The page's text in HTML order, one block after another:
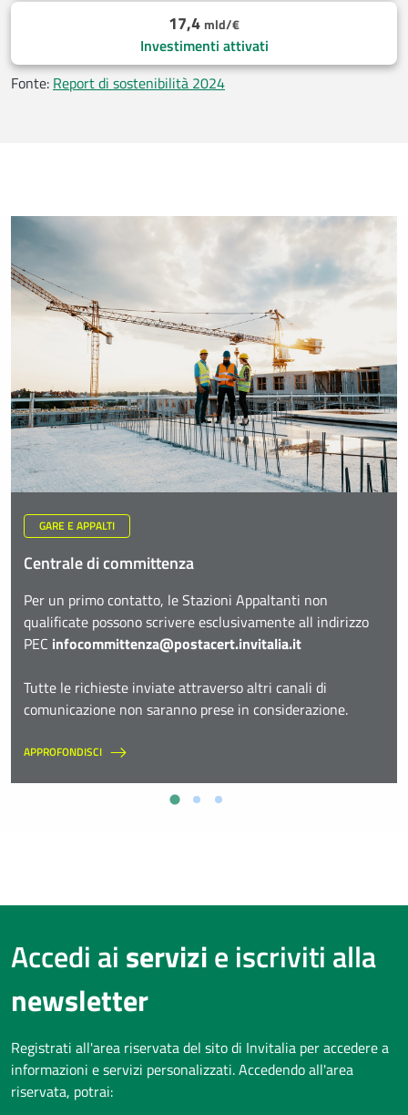
17,4 mld/€
Investimenti attivati
Fonte: Report di sostenibilità 2024
GARE E APPALTI
Centrale di committenza
Per un primo contatto, le Stazioni Appaltanti non
qualificate possono scrivere esclusivamente all indirizzo
PEC infocommittenza@postacert.invitalia.it
Tutte le richieste inviate attraverso altri canali di
comunicazione non saranno prese in considerazione.
APPROFONDISCI
Accedi ai servizie iscriviti alla
newsletter
Registrati all'area riservata del sito di Invitalia per accedere a
informazioni e servizi personalizzati. Accedendo all'area
riservata, potrai: